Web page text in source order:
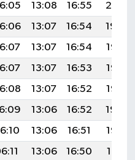
13:08 16:55
20:01
13:07 16:54
19:59
13:07 16:54
19:58
13:07 16:53
19:57
13:07 16:52
19:55
13:06 16:52
19:54
13:06 16:51
19:52
13:06 16:50
19:51